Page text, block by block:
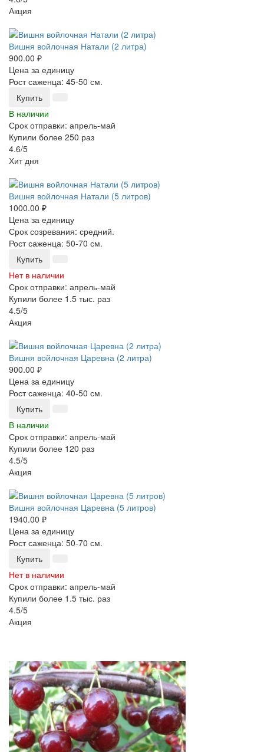
Акция
Вишня войлочная Натали (2 литра)
900.00 ₽
Цена за единицу
Рост саженца: 45-50 см.
Купить
В наличии
Срок отправки: апрель-май
Купили более 250 раз
4.6/5
Хит дня
Вишня войлочная Натали (5 литров)
1000.00 ₽
Цена за единицу
Срок созревания: средний.
Рост саженца: 50-70 см.
Купить
Нет в наличии
Срок отправки: апрель-май
Купили более 1.5 тыс. раз
4.5/5
Акция
Вишня войлочная Царевна (2 литра)
900.00 ₽
Цена за единицу
Рост саженца: 40-50 см.
Купить
В наличии
Срок отправки: апрель-май
Купили более 120 раз
4.5/5
Акция
Вишня войлочная Царевна (5 литров)
1940.00 ₽
Цена за единицу
Рост саженца: 50-70 см.
Купить
Нет в наличии
Срок отправки: апрель-май
Купили более 1.5 тыс. раз
4.5/5
Акция